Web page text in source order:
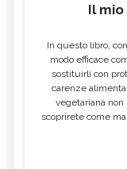
Il
In questo libro,
modo efficace
sostituirli con
carenze
vegetariana non
scoprirete come